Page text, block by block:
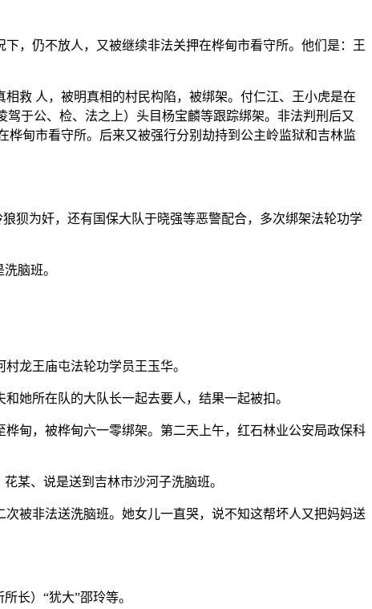
，仍不放人，又被继续非法关押在桦甸市看守所。他们是：王
救 人，被明真相的村民构陷，被绑架。付仁江、王小虎是在
于公、检、法之上）头目杨宝麟等跟踪绑架。非法判刑后又
甸市看守所。后来又被强行分别劫持到公主岭监狱和吉林监
狈为奸，还有国保大队于晓强等恶警配合，多次绑架法轮功学
脑班。
龙王庙屯法轮功学员王玉华。
她所在队的大队长一起去要人，结果一起被扣。
甸，被桦甸六一零绑架。第二天上午，红石林业公安局政保科
某、说是送到吉林市沙河子洗脑班。
被非法送洗脑班。她女儿一直哭，说不知这帮坏人又把妈妈送
长）“犹大”邵玲等。